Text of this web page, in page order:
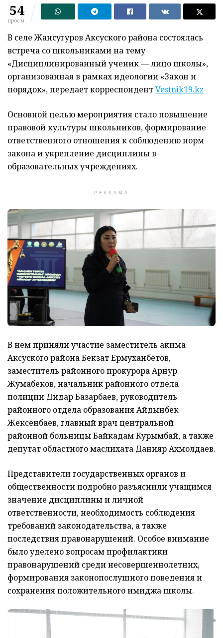
54
просм.
В селе Жансугуров Аксуского района состоялась
встреча со школьниками на тему
«Дисциплинированный ученик — лицо школы»,
организованная в рамках идеологии «Закон и
порядок», передает корреспондентVestnik19.kz
Основной целью мероприятия стало повышение
правовой культуры школьников, формирование
ответственного отношения к соблюдению норм
закона и укрепление дисциплины в
образовательных учреждениях.
РЕКЛАМА
В нем приняли участие заместитель акима
Аксуского района Бекзат Ермуханбетов,
заместитель районного прокурора Арнур
Жумабеков, начальник районного отдела
полиции Дидар Базарбаев, руководитель
районного отдела образования Айдынбек
Жексенбаев, главный врач центральной
районной больницы Байкадам Курымбай, а также
депутат областного маслихата Данияр Ахмолдаев.
Представители государственных органов и
общественности подробно разъяснили учащимся
значение дисциплины и личной
ответственности, необходимость соблюдения
требований законодательства, а также
последствия правонарушений. Особое внимание
было уделено вопросам профилактики
правонарушений среди несовершеннолетних,
формирования законопослушного поведения и
сохранения положительного имиджа школы.